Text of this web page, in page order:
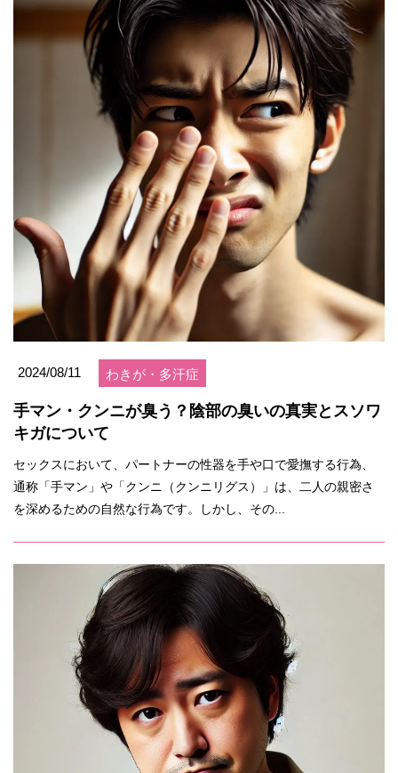
2024/08/11 わきが・多汗症
手マン・クンニが臭う？陰部の臭いの真実とスソワ
キガについて
セックスにおいて、パートナーの性器を手や口で愛撫する行為、
通称「手マン」や「クンニ（クンニリグス）」は、二人の親密さ
を深めるための自然な行為です。しかし、その...